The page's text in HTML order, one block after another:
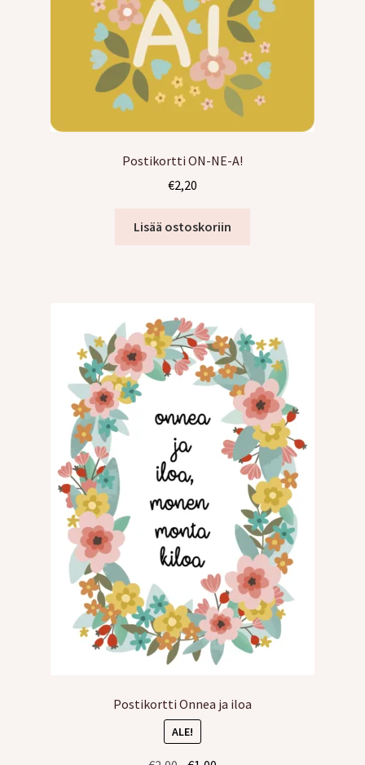
Postikortti ON-NE-A!
€2,20
Lisää ostoskoriin
Postikortti Onnea ja iloa
ALE!